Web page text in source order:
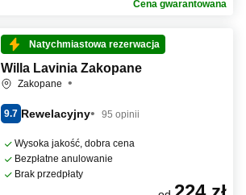
Cena gwarantowana
Natychmiastowa rezerwacja
Willa Lavinia Zakopane
Zakopane
9.7 Rewelacyjny 95 opinii
Wysoka jakość, dobra cena
Bezpłatne anulowanie
Brak przedpłaty